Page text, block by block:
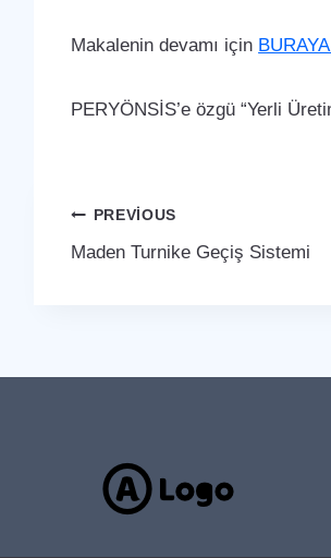
Makalenin devamı için
PERYÖNSİS’e özgü “Yerli
Yazı
gezinmesi
PREVIOUS
Maden Turnike Geçiş Sistemi